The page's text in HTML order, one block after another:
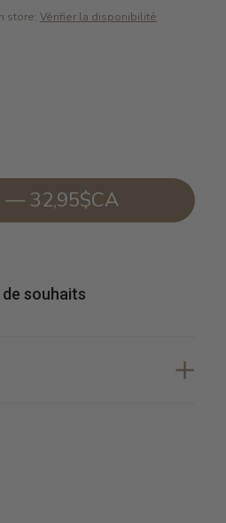
store: Vérifier la disponibilité
Ajouter au panier — 32,95$CA
souhaits